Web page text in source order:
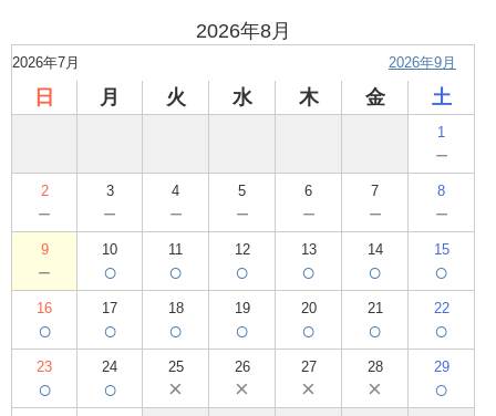
2026年8月
2026年7月 2026年9月
日 月 火 水 木 金 土
1
－
2
－
3
－
4
－
5
－
6
－
7
－
8
－
9
－
10
○
11
○
12
○
13
○
14
○
15
○
16
○
17
○
18
○
19
○
20
○
21
○
22
○
23
○
24
○
25
×
26
×
27
×
28
×
29
○